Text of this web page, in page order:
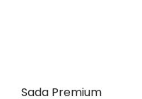
Sada Premium